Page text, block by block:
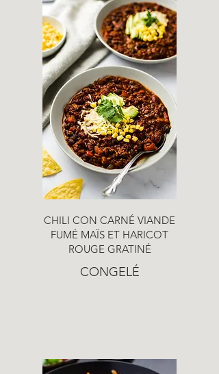
CHILI CON CARNÉ VIANDE
FUMÉ MAÏS ET HARICOT
ROUGE GRATINÉ
CONGELÉ